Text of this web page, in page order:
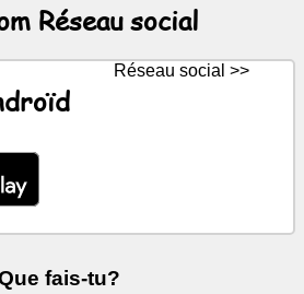
Réseau social
Réseau social >>
fais-tu?